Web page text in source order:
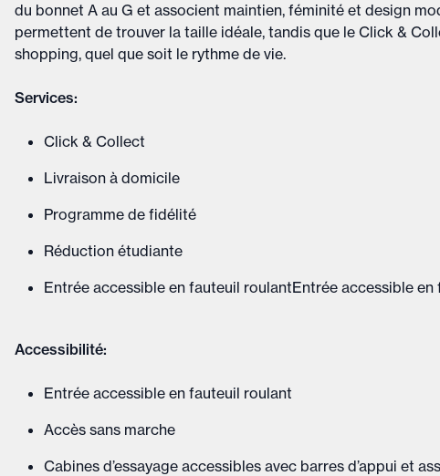
du bonnet A au G et associent maintien, féminité et design
permettent de trouver la taille idéale, tandis que le Click &
shopping, quel que soit le rythme de vie.
Services:
Click & Collect
Livraison à domicile
Programme de fidélité
Réduction étudiante
Entrée accessible en fauteuil roulantEntrée accessible en
Accessibilité:
Entrée accessible en fauteuil roulant
Accès sans marche
Cabines d’essayage accessibles avec barres d’appui et